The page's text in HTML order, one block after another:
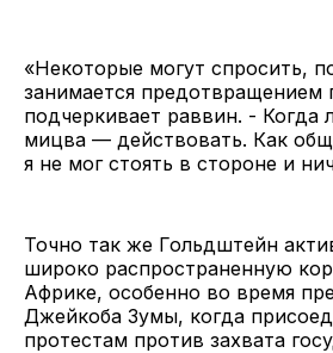
«Некоторые могут спросить,
занимается предотвращением
подчеркивает раввин. - Когда
мицва — действовать. Как
я не мог стоять в стороне и
Точно так же Гольдштейн
широко распространенную
Африке, особенно во время
Джейкоба Зумы, когда
протестам против захвата